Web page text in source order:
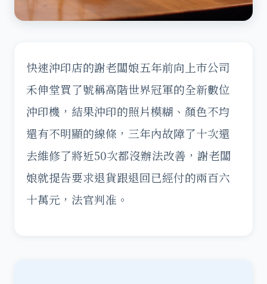
快速沖印店的謝老闆娘五年前向上市公司
禾伸堂買了號稱高階世界冠軍的全新數位
沖印機，結果沖印的照片模糊、顏色不均
還有不明顯的線條，三年內故障了十次還
去維修了將近50次都沒辦法改善，謝老闆
娘就提告要求退貨跟退回已經付的兩百六
十萬元，法官判准。